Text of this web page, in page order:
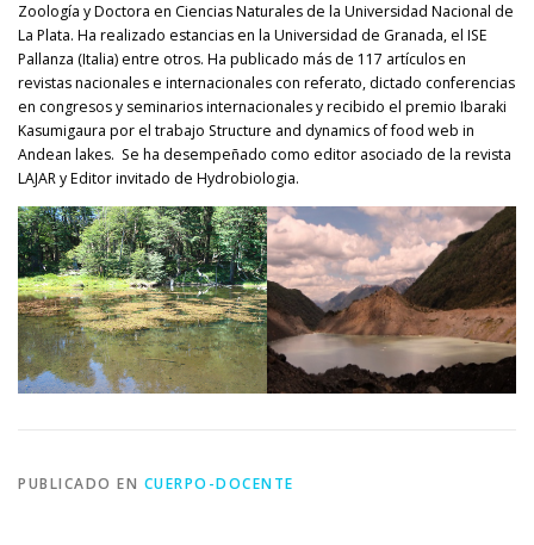
Zoología y Doctora en Ciencias Naturales de la Universidad Nacional de
La Plata. Ha realizado estancias en la Universidad de Granada, el ISE
Pallanza (Italia) entre otros. Ha publicado más de 117 artículos en
revistas nacionales e internacionales con referato, dictado conferencias
en congresos y seminarios internacionales y recibido el premio Ibaraki
Kasumigaura por el trabajo Structure and dynamics of food web in
Andean lakes. Se ha desempeñado como editor asociado de la revista
LAJAR y Editor invitado de Hydrobiologia.
PUBLICADO EN CUERPO-DOCENTE